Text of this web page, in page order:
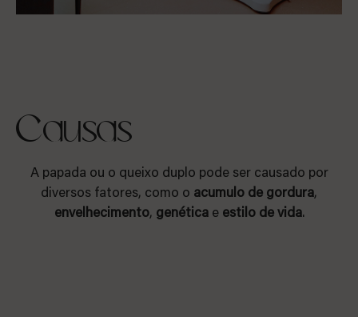
Causas
A papada ou o queixo duplo pode ser causado por
diversos fatores, como o acumulo de gordura,
envelhecimento, genéticae estilo de vida.